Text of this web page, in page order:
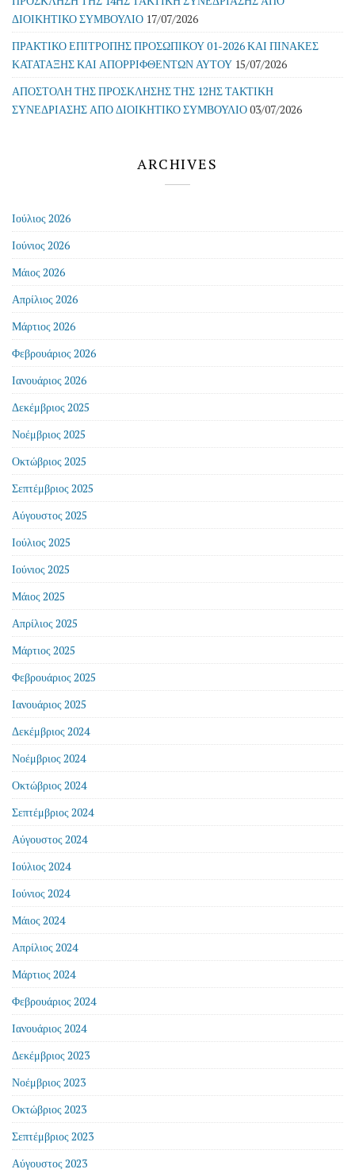
ΔΙΟΙΚΗΤΙΚΟ ΣΥΜΒΟΥΛΙΟ 17/07/2026
ΠΡΑΚΤΙΚΟ ΕΠΙΤΡΟΠΗΣ ΠΡΟΣΩΠΙΚΟΥ 01-2026 ΚΑΙ ΠΙΝΑΚΕΣ
ΚΑΤΑΤΑΞΗΣ ΚΑΙ ΑΠΟΡΡΙΦΘΕΝΤΩΝ ΑΥΤΟΥ 15/07/2026
ΑΠΟΣΤΟΛΗ ΤΗΣ ΠΡΟΣΚΛΗΣΗΣ ΤΗΣ 12ΗΣ ΤΑΚΤΙΚΗ
ΣΥΝΕΔΡΙΑΣΗΣ ΑΠΟ ΔΙΟΙΚΗΤΙΚΟ ΣΥΜΒΟΥΛΙΟ03/07/2026
ARCHIVES
Ιούλιος 2026
Ιούνιος 2026
Μάιος 2026
Απρίλιος 2026
Μάρτιος 2026
Φεβρουάριος 2026
Ιανουάριος 2026
Δεκέμβριος 2025
Νοέμβριος 2025
Οκτώβριος 2025
Σεπτέμβριος 2025
Αύγουστος 2025
Ιούλιος 2025
Ιούνιος 2025
Μάιος 2025
Απρίλιος 2025
Μάρτιος 2025
Φεβρουάριος 2025
Ιανουάριος 2025
Δεκέμβριος 2024
Νοέμβριος 2024
Οκτώβριος 2024
Σεπτέμβριος 2024
Αύγουστος 2024
Ιούλιος 2024
Ιούνιος 2024
Μάιος 2024
Απρίλιος 2024
Μάρτιος 2024
Φεβρουάριος 2024
Ιανουάριος 2024
Δεκέμβριος 2023
Νοέμβριος 2023
Οκτώβριος 2023
Σεπτέμβριος 2023
Αύγουστος 2023